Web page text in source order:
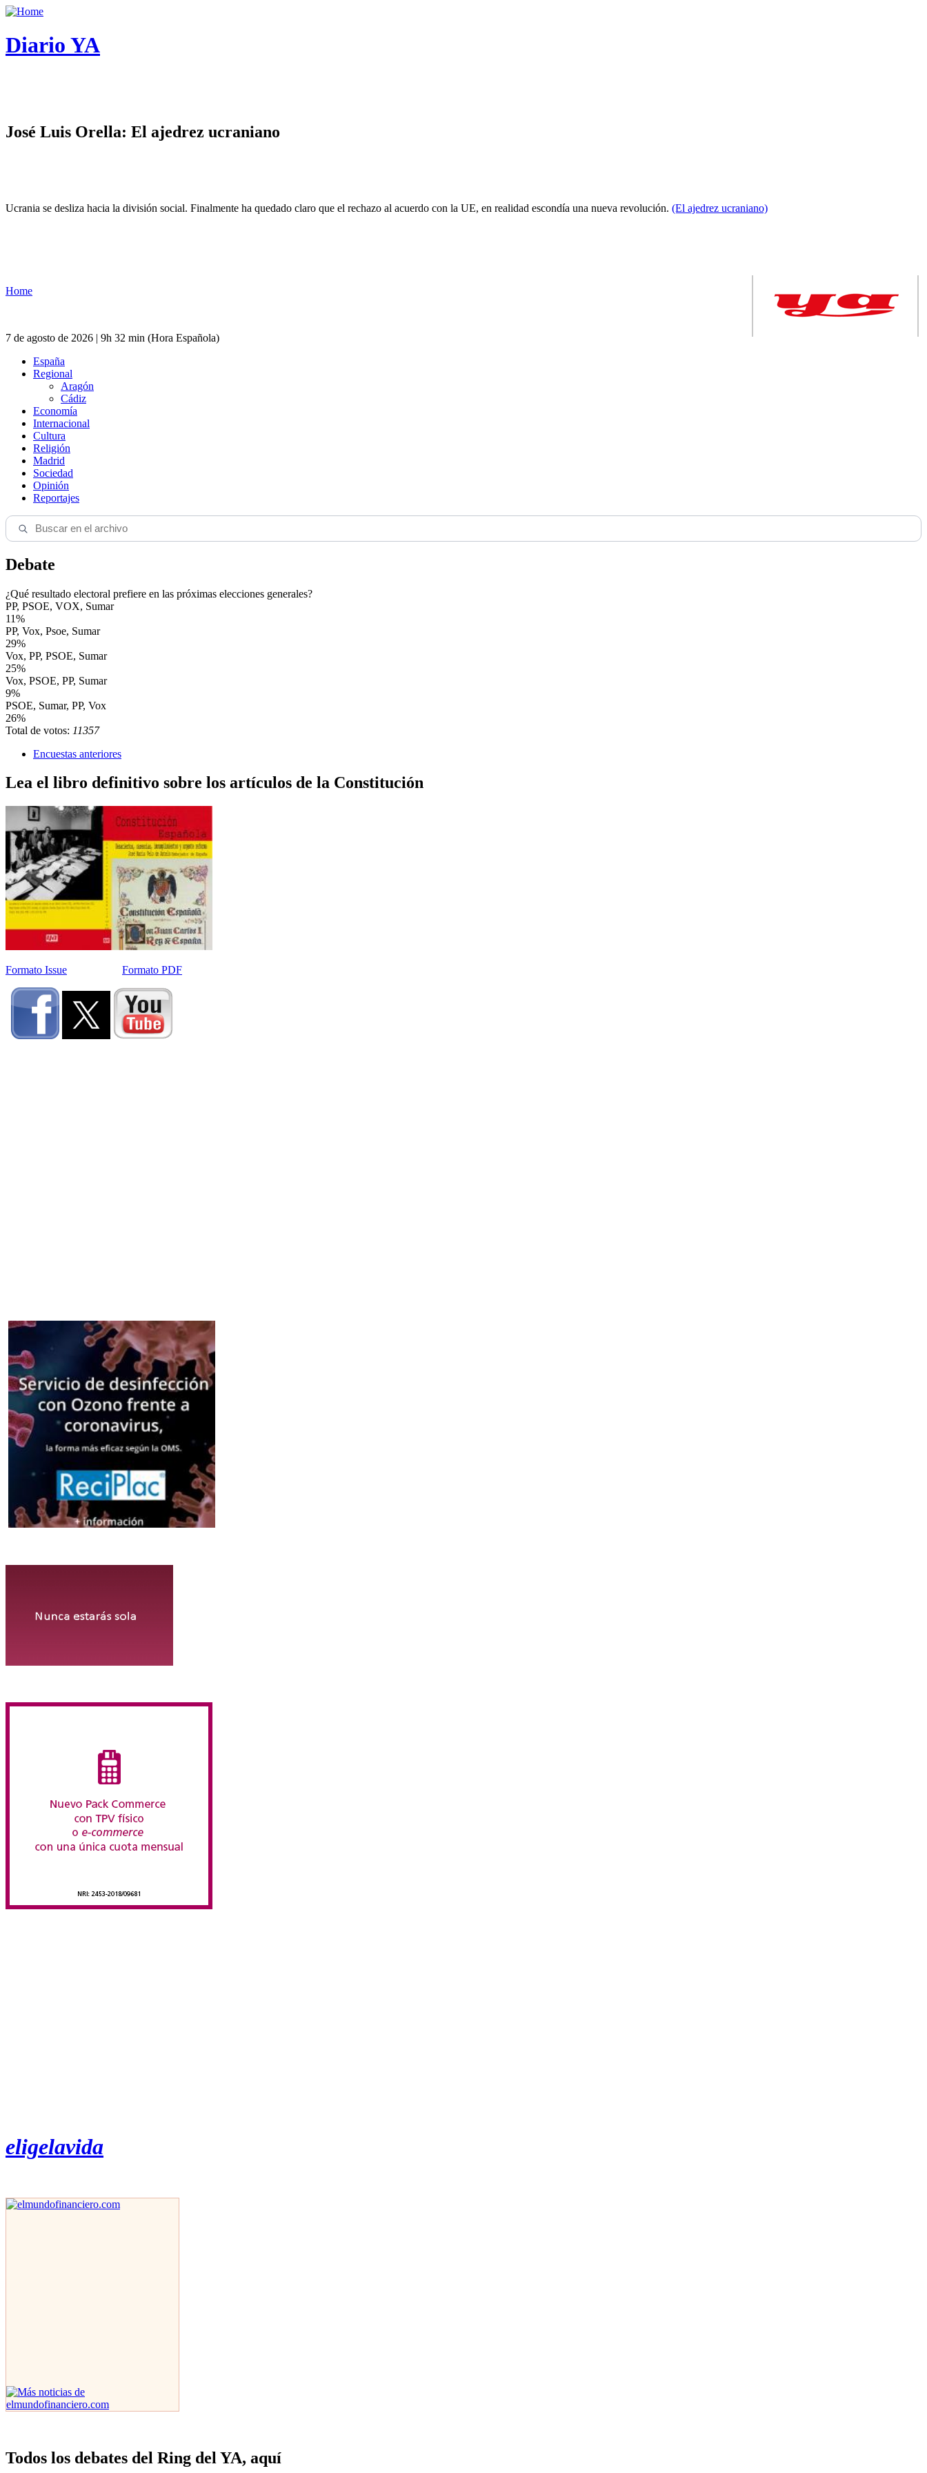
Diario YA
José Luis Orella: El ajedrez ucraniano
Ucrania se desliza hacia la división social. Finalmente ha quedado claro que el rechazo al acuerdo con la UE, en realidad escondía una nueva revolución. (El ajedrez ucraniano)
Home
7 de agosto de 2026 | 9h 32 min (Hora Española)
España
Regional
Aragón
Cádiz
Economía
Internacional
Cultura
Religión
Madrid
Sociedad
Opinión
Reportajes
Debate
¿Qué resultado electoral prefiere en las próximas elecciones generales?
PP, PSOE, VOX, Sumar
11%
PP, Vox, Psoe, Sumar
29%
Vox, PP, PSOE, Sumar
25%
Vox, PSOE, PP, Sumar
9%
PSOE, Sumar, PP, Vox
26%
Total de votos: 11357
Encuestas anteriores
Lea el libro definitivo sobre los artículos de la Constitución
Formato Issue Formato PDF
eligelavida
Todos los debates del Ring del YA, aquí